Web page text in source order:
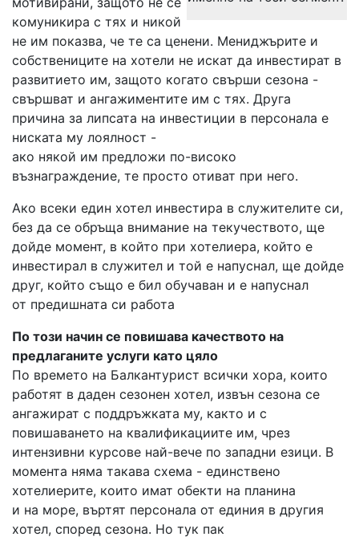
комуникира с тях и никой
не им показва, че те са ценени. Мениджърите и
собствениците на хотели не искат да инвестират в
развитието им, защото когато свърши сезона -
свършват и ангажиментите им с тях. Друга
причина за липсата на инвестиции в персонала е
ниската му лоялност -
ако някой им предложи по-високо
възнаграждение, те просто отиват при него.
Ако всеки един хотел инвестира в служителите си,
без да се обръща внимание на текучеството, ще
дойде момент, в който при хотелиера, който е
инвестирал в служител и той е напуснал, ще дойде
друг, който също е бил обучаван и е напуснал
от предишната си работа
По този начин се повишава качеството на
предлаганите услуги като цяло
По времето на Балкантурист всички хора, които
работят в даден сезонен хотел, извън сезона се
ангажират с поддръжката му, както и с
повишаването на квалификациите им, чрез
интензивни курсове най-вече по западни езици. В
момента няма такава схема - единствено
хотелиерите, които имат обекти на планина
и на море, въртят персонала от единия в другия
хотел, според сезона. Но тук пак